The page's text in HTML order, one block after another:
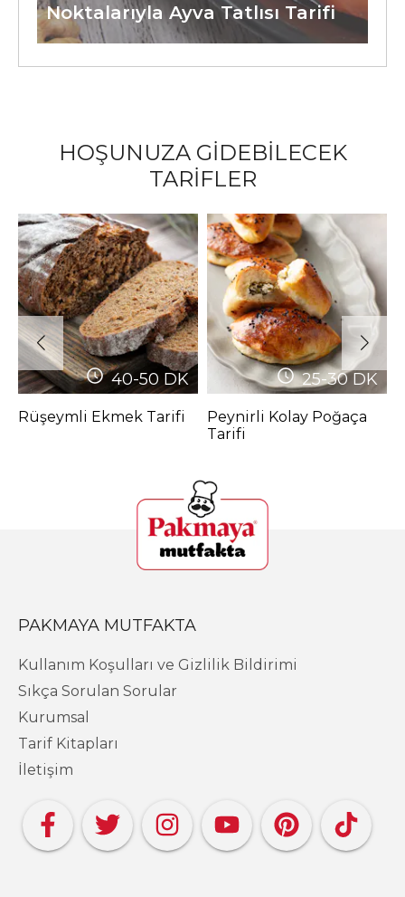
Noktalarıyla Ayva Tatlısı Tarifi
HOŞUNUZA GİDEBİLECEK
TARİFLER
40-50 DK
Rüşeymli Ekmek Tarifi
25-30DK
Peynirli Kolay Poğaça
Tarifi
PAKMAYA MUTFAKTA
Kullanım Koşulları ve Gizlilik Bildirimi
Sıkça Sorulan Sorular
Kurumsal
Tarif Kitapları
İletişim